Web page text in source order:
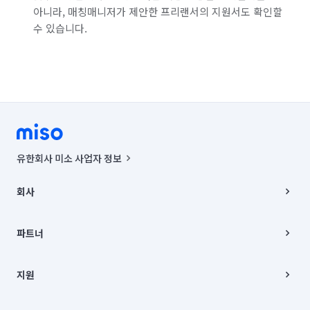
아니라, 매칭매니저가 제안한 프리랜서의 지원서도 확인할
수 있습니다.
유한회사 미소 사업자 정보
00019 |
주소 | 본사: 서울특별시 종로구 율곡로 6(중학동, 트윈트리빌딩) B동 5층
컨택센터 : 서울특별시 종로구 수송동 율곡로 24, 7층, 8층 미소
상품, 상품정보, 거래에 관한 의무와 책임은 거래당사자에게 있습니다.
언론 보도 관련 문의:
회사
채용
파트너
이사
지원